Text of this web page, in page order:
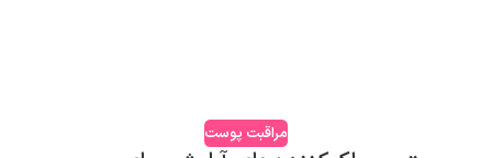
مراقبت پوست